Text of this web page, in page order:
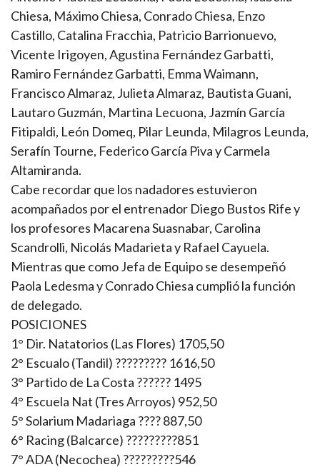
Chiesa, Máximo Chiesa, Conrado Chiesa, Enzo
Castillo, Catalina Fracchia, Patricio Barrionuevo,
Vicente Irigoyen, Agustina Fernández Garbatti,
Ramiro Fernández Garbatti, Emma Waimann,
Francisco Almaraz, Julieta Almaraz, Bautista Guani,
Lautaro Guzmán, Martina Lecuona, Jazmín García
Fitipaldi, León Domeq, Pilar Leunda, Milagros Leunda,
Serafín Tourne, Federico García Piva y Carmela
Altamiranda.
Cabe recordar que los nadadores estuvieron
acompañados por el entrenador Diego Bustos Rife y
los profesores Macarena Suasnabar, Carolina
Scandrolli, Nicolás Madarieta y Rafael Cayuela.
Mientras que como Jefa de Equipo se desempeñó
Paola Ledesma y Conrado Chiesa cumplió la función
de delegado.
POSICIONES
1° Dir. Natatorios (Las Flores) 1705,50
2° Escualo (Tandil) ????????? 1616,50
3° Partido de La Costa ?????? 1495
4° Escuela Nat (Tres Arroyos) 952,50
5° Solarium Madariaga ???? 887,50
6° Racing (Balcarce) ?????????851
7° ADA (Necochea) ?????????546